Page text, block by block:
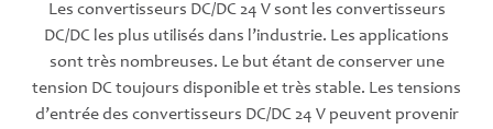
Les convertisseurs DC/DC 24 V sont les convertisseurs
DC/DC les plus utilisés dans l’industrie. Les applications
sont très nombreuses. Le but étant de conserver une
tension DC toujours disponible et très stable. Les tensions
d’entrée des convertisseurs DC/DC 24 V peuvent provenir